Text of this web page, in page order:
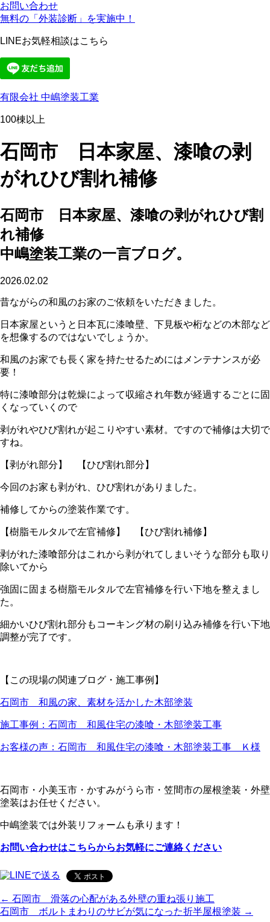
お問い合わせ
無料の「外装診断」を実施中！
LINEお気軽相談はこちら
有限会社 中嶋塗装工業
100棟以上
石岡市 日本家屋、漆喰の剥
がれひび割れ補修
石岡市 日本家屋、漆喰の剥がれひび割
れ補修
中嶋塗装工業の一言ブログ。
2026.02.02
昔ながらの和風のお家のご依頼をいただきました。
日本家屋というと日本瓦に漆喰壁、下見板や桁などの木部など
を想像するのではないでしょうか。
和風のお家でも長く家を持たせるためにはメンテナンスが必
要！
特に漆喰部分は乾燥によって収縮され年数が経過するごとに固
くなっていくので
剥がれやひび割れが起こりやすい素材。ですので補修は大切で
すね。
【剥がれ部分】 【ひび割れ部分】
今回のお家も剥がれ、ひび割れがありました。
補修してからの塗装作業です。
【樹脂モルタルで左官補修】 【ひび割れ補修】
剥がれた漆喰部分はこれから剥がれてしまいそうな部分も取り
除いてから
強固に固まる樹脂モルタルで左官補修を行い下地を整えまし
た。
細かいひび割れ部分もコーキング材の刷り込み補修を行い下地
調整が完了です。
【この現場の関連ブログ・施工事例】
石岡市 和風の家、素材を活かした木部塗装
施工事例：石岡市 和風住宅の漆喰・木部塗装工事
お客様の声：石岡市 和風住宅の漆喰・木部塗装工事 Ｋ様
石岡市・小美玉市・かすみがうら市・笠間市の屋根塗装・外壁
塗装はお任せください。
中嶋塗装では外装リフォームも承ります！
お問い合わせはこちらからお気軽にご連絡ください
← 石岡市 滑落の心配がある外壁の重ね張り施工
石岡市 ボルトまわりのサビが気になった折半屋根塗装 →